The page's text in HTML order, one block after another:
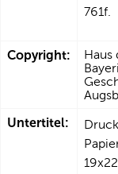
761f.
Copyright:
Haus
Untertitel: